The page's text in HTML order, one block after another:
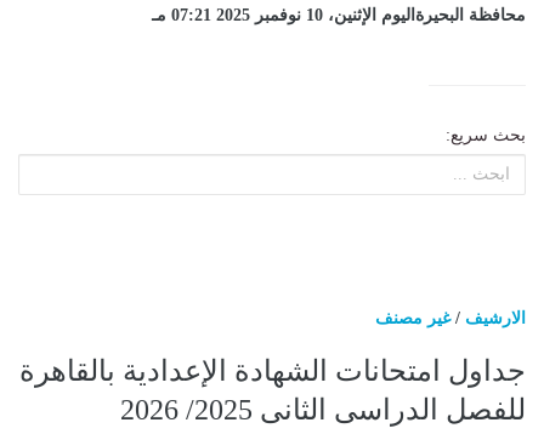
محافظة البحيرةاليوم الإثنين، 10 نوفمبر 2025 07:21 مـ
بحث سريع:
الارشيف /غير مصنف
جداول امتحانات الشهادة الإعدادية بالقاهرة
للفصل الدراسى الثانى 2025/ 2026